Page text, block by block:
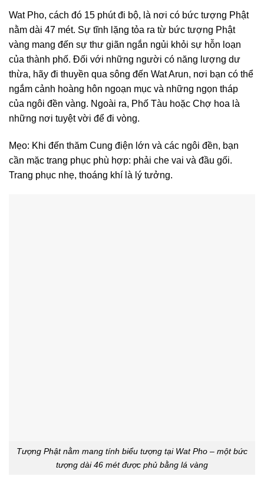
Wat Pho, cách đó 15 phút đi bộ, là nơi có bức tượng Phật
nằm dài 47 mét. Sự tĩnh lặng tỏa ra từ bức tượng Phật
vàng mang đến sự thư giãn ngắn ngủi khỏi sự hỗn loạn
của thành phố. Đối với những người có năng lượng dư
thừa, hãy đi thuyền qua sông đến Wat Arun, nơi bạn có thể
ngắm cảnh hoàng hôn ngoạn mục và những ngọn tháp
của ngôi đền vàng. Ngoài ra, Phố Tàu hoặc Chợ hoa là
những nơi tuyệt vời để đi vòng.
Mẹo: Khi đến thăm Cung điện lớn và các ngôi đền, bạn
cần mặc trang phục phù hợp: phải che vai và đầu gối.
Trang phục nhẹ, thoáng khí là lý tưởng.
Tượng Phật nằm mang tính biểu tượng tại Wat Pho – một bức
tượng dài 46 mét được phủ bằng lá vàng